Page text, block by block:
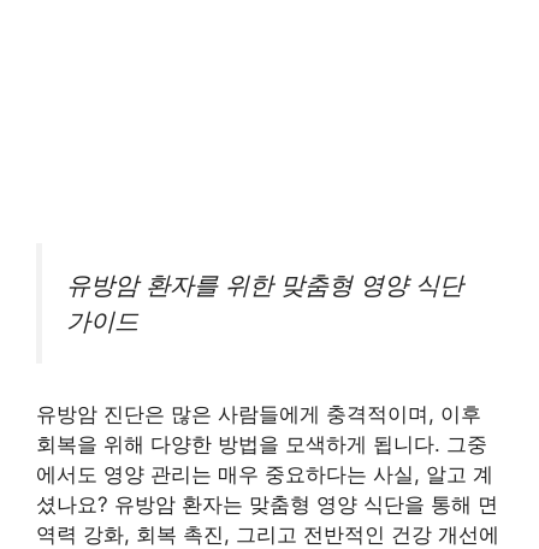
유방암 환자를 위한 맞춤형 영양 식단
가이드
유방암 진단은 많은 사람들에게 충격적이며, 이후
회복을 위해 다양한 방법을 모색하게 됩니다. 그중
에서도 영양 관리는 매우 중요하다는 사실, 알고 계
셨나요? 유방암 환자는 맞춤형 영양 식단을 통해 면
역력 강화, 회복 촉진, 그리고 전반적인 건강 개선에